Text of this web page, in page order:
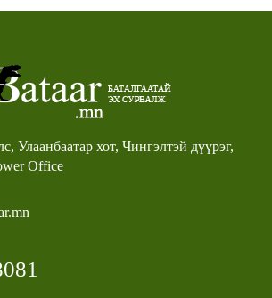
Улаанбаатар хот, Чингэлтэй дүүрэг,
Office